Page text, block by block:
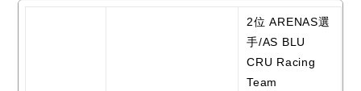
2位 ARENAS選
手/AS BLU
CRU Racing
Team